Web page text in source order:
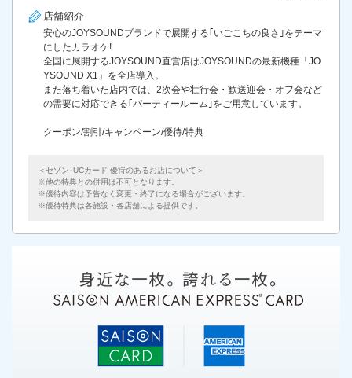
店舗紹介
安心のJOYSOUNDブランドで展開する｢いごこちの良さ｣をテーマ
にしたカラオケ!
全国に展開するJOYSOUND直営店はJOYSOUNDの最新機種「JO
YSOUND X1」を全店導入。
また落ち着いた店内では、2次会や壮行会・歓送迎会・オフ会など
の需要に対応できる｢パーティールーム｣をご用意しています。
クーポン/割引/キャンペーン/優待/特典
＜セゾン･UCカード 優待のあるお店について＞
他の特典との併用は不可となります。
優待内容は予告なく変更・終了になる場合がございます。
優待特典は各施設・各店舗による提供です。